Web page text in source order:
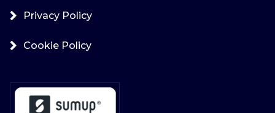
Privacy Policy
Cookie Policy